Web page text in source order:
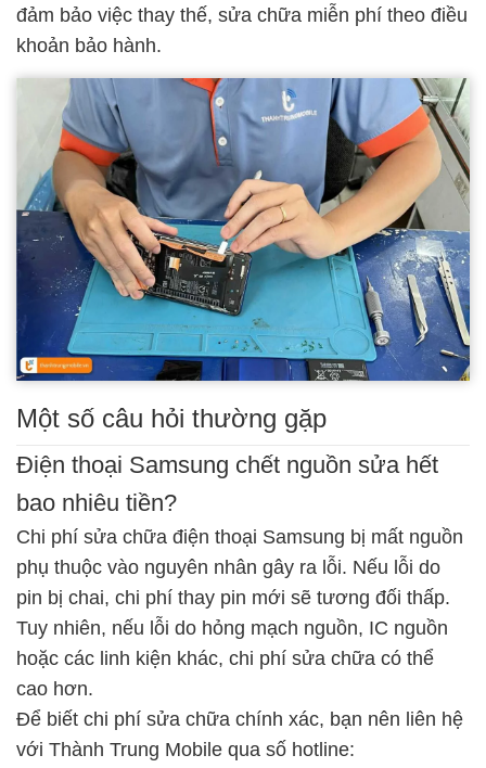
đảm bảo việc thay thế, sửa chữa miễn phí theo điều
khoản bảo hành.
Một số câu hỏi thường gặp
Điện thoại Samsung chết nguồn sửa hết
bao nhiêu tiền?
Chi phí sửa chữa điện thoại Samsung bị mất nguồn
phụ thuộc vào nguyên nhân gây ra lỗi. Nếu lỗi do
pin bị chai, chi phí thay pin mới sẽ tương đối thấp.
Tuy nhiên, nếu lỗi do hỏng mạch nguồn, IC nguồn
hoặc các linh kiện khác, chi phí sửa chữa có thể
cao hơn.
Để biết chi phí sửa chữa chính xác, bạn nên liên hệ
với Thành Trung Mobile qua số hotline: